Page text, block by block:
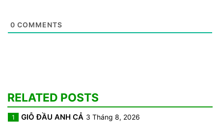
0 COMMENTS
RELATED POSTS
1 GIỖ ĐẦU ANH CẢ 3 Tháng 8, 2026